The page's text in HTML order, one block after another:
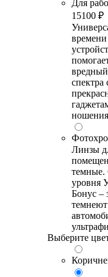
Для
15100 ₽
вредный
спектра
Линзы
темные.
уровня
Бонус –
Выберите